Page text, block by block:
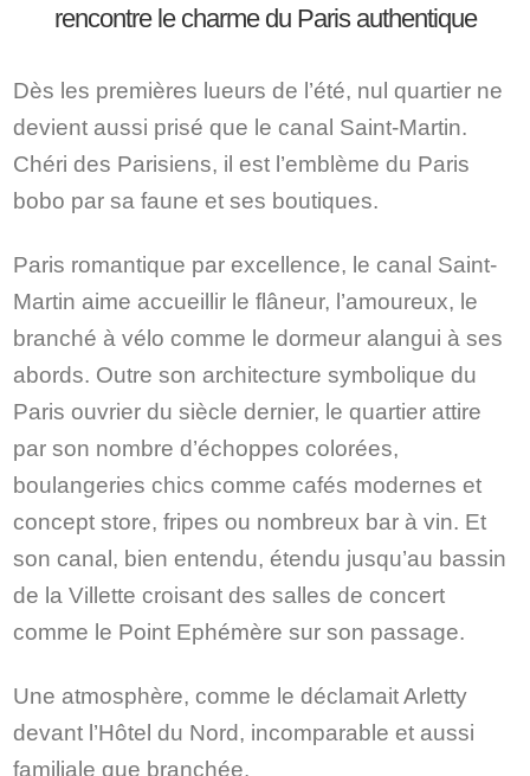
rencontre le charme du Paris authentique
Dès les premières lueurs de l’été, nul quartier ne
devient aussi prisé que le canal Saint-Martin.
Chéri des Parisiens, il est l’emblème du Paris
bobo par sa faune et ses boutiques.
Paris romantique par excellence, le canal Saint-
Martin aime accueillir le flâneur, l’amoureux, le
branché à vélo comme le dormeur alangui à ses
abords. Outre son architecture symbolique du
Paris ouvrier du siècle dernier, le quartier attire
par son nombre d’échoppes colorées,
boulangeries chics comme cafés modernes et
concept store, fripes ou nombreux bar à vin. Et
son canal, bien entendu, étendu jusqu’au bassin
de la Villette croisant des salles de concert
comme le Point Ephémère sur son passage.
Une atmosphère, comme le déclamait Arletty
devant l’Hôtel du Nord, incomparable et aussi
familiale que branchée.